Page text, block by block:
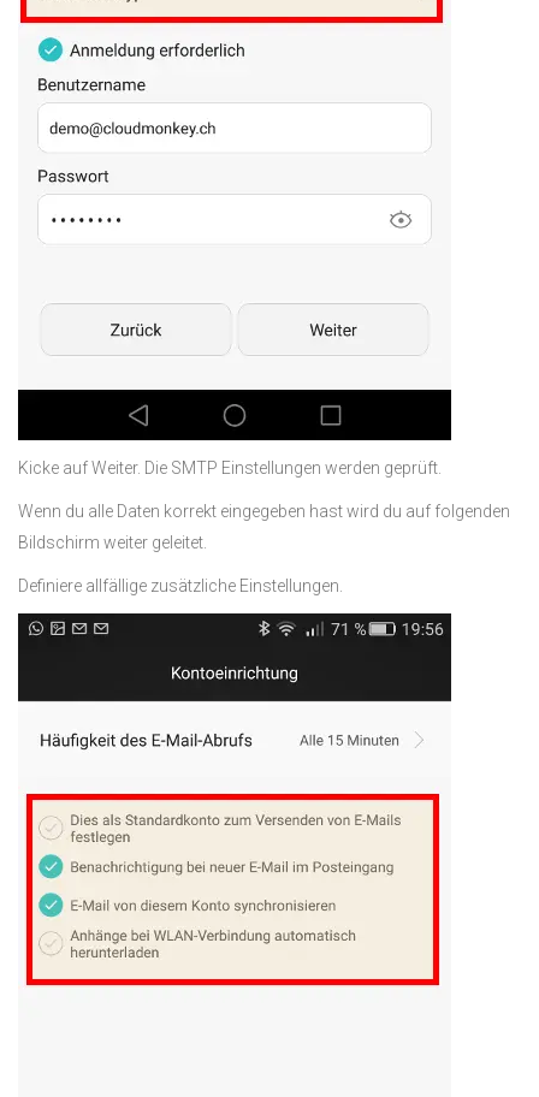
Kicke auf Weiter. Die SMTP Einstellungen werden geprüft.
Wenn du alle Daten korrekt eingegeben hast wird du auf folgenden
Bildschirm weiter geleitet.
Definiere allfällige zusätzliche Einstellungen.